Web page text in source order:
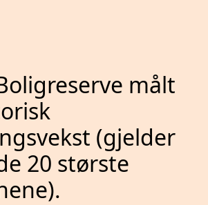
målt
(gjelder
20 største